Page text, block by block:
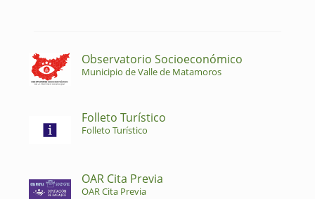
Observatorio Socioeconómico
Municipio de Valle de Matamoros
Folleto Turístico
Folleto Turístico
OAR Cita Previa
OAR Cita Previa